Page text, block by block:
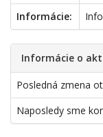
Informácie:
Informácie o
Posledná zmena
Naposledy sme